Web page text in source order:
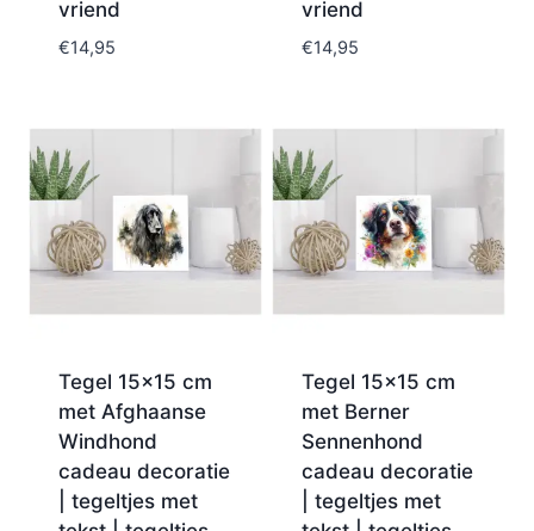
vriend
€14,95
vriend
€14,95
Tegel 15×15 cm
met Afghaanse
Windhond
cadeau decoratie
| tegeltjes met
Tegel 15×15 cm
met Berner
Sennenhond
cadeau decoratie
| tegeltjes met